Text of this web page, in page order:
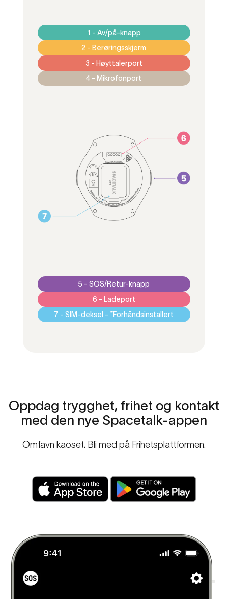
1 - Av/på-knapp
2 - Berøringsskjerm
3 - Høyttalerport
4 - Mikrofonport
5 - SOS/Retur-knapp
6 - Ladeport
7 - SIM-deksel - *Forhåndsinstallert
Oppdag trygghet, frihet og kontakt
med den nye Spacetalk-appen
Omfavn kaoset. Bli med på Frihetsplattformen.